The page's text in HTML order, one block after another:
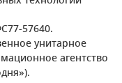
57640.
унитарное
агентство